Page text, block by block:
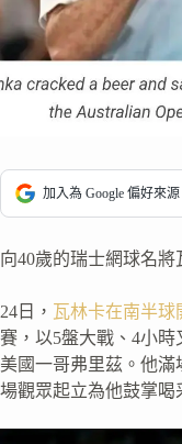
加入為 Google 偏好來源
向40歲的瑞士網球名將
24日， 瓦林卡在南半球
賽，以5盤大戰、4小
美國一哥弗里茲。他
場觀眾起立為他鼓掌喝